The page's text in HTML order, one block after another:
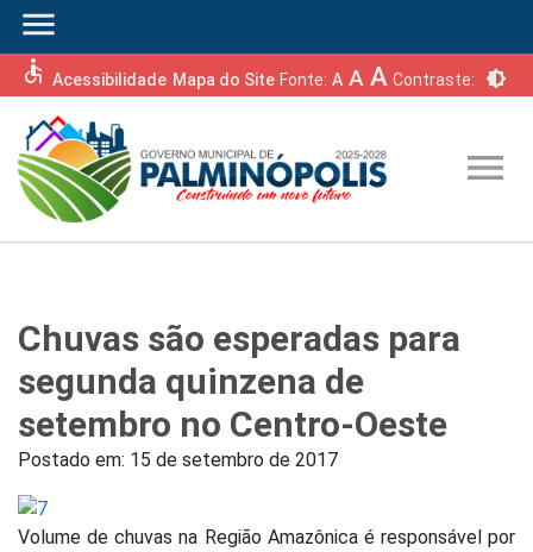
menu
accessible Acessibilidade Mapa do Site Fonte: A A A Contraste: brightness_6
menu
Chuvas são esperadas para
segunda quinzena de
setembro no Centro-Oeste
Postado em: 15 de setembro de 2017
Volume de chuvas na Região Amazônica é responsável por